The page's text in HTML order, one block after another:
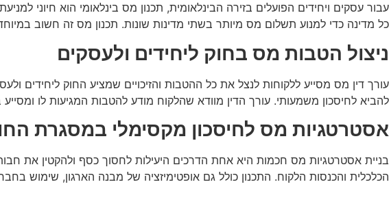
עבור עסקים ויחידים הפועלים בזירה הבינלאומית, תכנון מס בינלאומי הוא
כל מדינה כדי למנוע תשלום מס מיותר בשתי מדינות שונות. תכנון מס זה חשוב
ניצול הטבות מס בחוק ליחידים ולעסקים
עורך דין מס מסייע ללקוחות לנצל את כל ההטבות והזיכויים שמציע החוק ליחידים
להביא לחיסכון משמעותי. עורך הדין מוודא שהלקוח מודע להטבות המגיעות לו
אסטרטגיות מס לחיסכון מקסימלי במסגרת
בניית אסטרטגיות מס חכמות היא אחת הדרכים היעילות לחסוך כסף ולהקטין את
הכלכלית והכנסות הלקוח. התכנון כולל גם אופטימיזציה של מבנה הארגון, שימוש